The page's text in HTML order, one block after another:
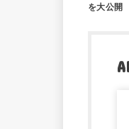
を大公開